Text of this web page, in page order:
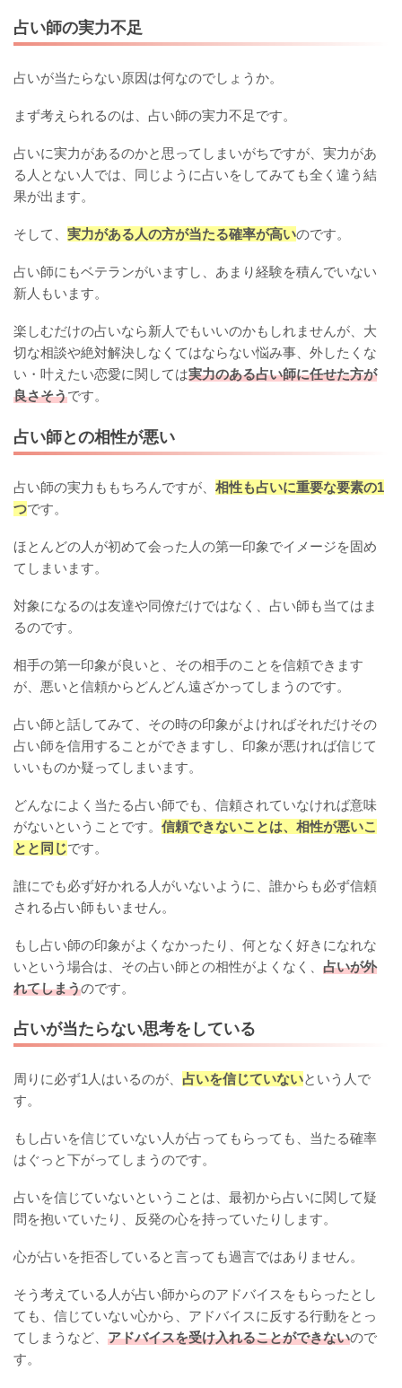
占い師の実力不足
占いが当たらない原因は何なのでしょうか。
まず考えられるのは、占い師の実力不足です。
占いに実力があるのかと思ってしまいがちですが、実力があ
る人とない人では、同じように占いをしてみても全く違う結
果が出ます。
そして、 実力がある人の方が当たる確率が高いのです。
占い師にもベテランがいますし、あまり経験を積んでいない
新人もいます。
楽しむだけの占いなら新人でもいいのかもしれませんが、大
切な相談や絶対解決しなくてはならない悩み事、外したくな
い・叶えたい恋愛に関しては実力のある占い師に任せた方が
良さそうです。
占い師との相性が悪い
占い師の実力ももちろんですが、 相性も占いに重要な要素の1
つです。
ほとんどの人が初めて会った人の第一印象でイメージを固め
てしまいます。
対象になるのは友達や同僚だけではなく、占い師も当てはま
るのです。
相手の第一印象が良いと、その相手のことを信頼できます
が、悪いと信頼からどんどん遠ざかってしまうのです。
占い師と話してみて、その時の印象がよければそれだけその
占い師を信用することができますし、印象が悪ければ信じて
いいものか疑ってしまいます。
どんなによく当たる占い師でも、信頼されていなければ意味
がないということです。 信頼できないことは、相性が悪いこ
とと同じです。
誰にでも必ず好かれる人がいないように、誰からも必ず信頼
される占い師もいません。
もし占い師の印象がよくなかったり、何となく好きになれな
いという場合は、その占い師との相性がよくなく、 占いが外
れてしまうのです。
占いが当たらない思考をしている
周りに必ず1人はいるのが、 占いを信じていないという人で
す。
もし占いを信じていない人が占ってもらっても、当たる確率
はぐっと下がってしまうのです。
占いを信じていないということは、最初から占いに関して疑
問を抱いていたり、反発の心を持っていたりします。
心が占いを拒否していると言っても過言ではありません。
そう考えている人が占い師からのアドバイスをもらったとし
ても、信じていない心から、アドバイスに反する行動をとっ
てしまうなど、 アドバイスを受け入れることができないので
す。